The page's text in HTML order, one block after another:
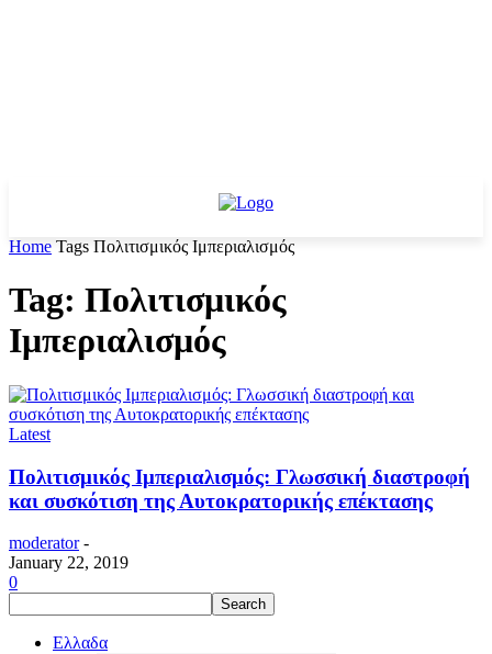
Home Tags Πολιτισμικός Ιμπεριαλισμός
Tag: Πολιτισμικός
Ιμπεριαλισμός
Latest
Πολιτισμικός Ιμπεριαλισμός: Γλωσσική διαστροφή
και συσκότιση της Αυτοκρατορικής επέκτασης
moderator -
January 22, 2019
0
Ελλαδα